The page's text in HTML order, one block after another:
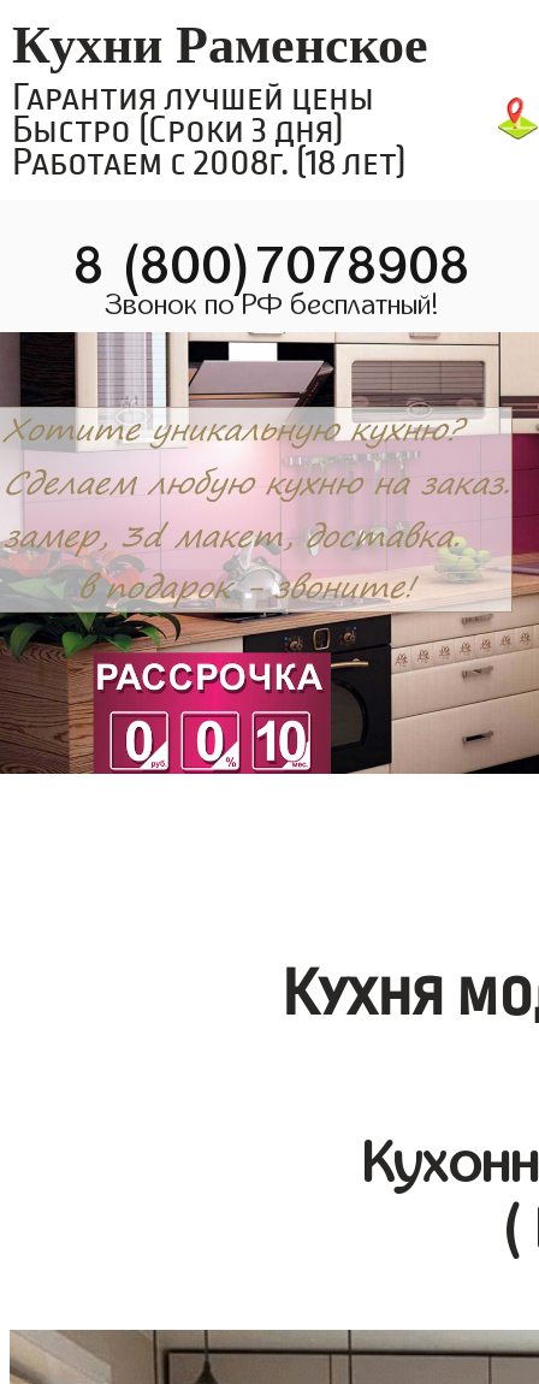
Кухни Раменское
Гарантия лучшей цены
Быстро (Сроки 3 дня)
Работаем с 2008г. (18 лет)
8 (800)7078908
Звонок по РФ бесплатный!
Кухня
(